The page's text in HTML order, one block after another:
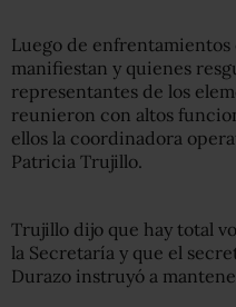
Luego de
manifiestan y quienes
representantes de los
reunieron con altos
ellos la coordinadora
Patricia Trujillo.
Trujillo dijo que hay total
la Secretaría y que el
Durazo instruyó a